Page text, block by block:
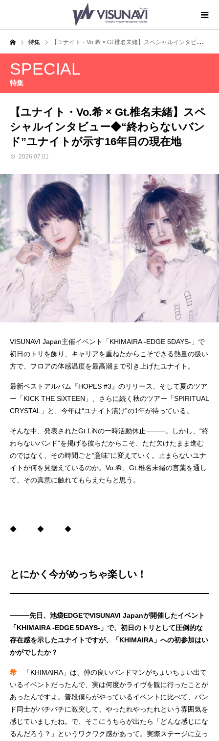
特集 【ユナイト・Vo.希 × Gt.椎名未緒】スペシャルインタビュー◆“終わらないバンド”ユナイトが示す16年目の現在地
SPECIAL
特集
【ユナイト・Vo.希 × Gt.椎名未緒】スペ
シャルインタビュー◆“終わらないバン
ド”ユナイトが示す16年目の現在地
2026.07.01
VISUNAVI Japan主催イベント「KHIMAIRA -EDGE 5DAYS-」で
初日のトリを飾り、キャリアを重ねたからこそできる熱量の扱い
方で、フロアの体感温度を最高潮まで引き上げたユナイト。
最新ベストアルバム『HOPES #3』のリリース、そして夏のツア
ー「KICK THE SiXTEEN」、さらに続く秋のツアー「SPIRITUAL
CRYSTAL」と、今年は“ユナイト漬け”の1年が待っている。
そんな中、発表されたGt.LiNの一時活動休止────。しかし、“終
わらないバンド”を掲げる彼らだからこそ、ただ欠けたまま進む
のではなく、その時間ごと“意味”に変えていく。止まらないユナ
イトが何を見据えているのか。Vo.希、Gt.椎名未緒の言葉を通し
て、その真意に触れてもらえたらと思う。
◆ ◆ ◆
とにかく今がめっちゃ楽しい！
────先日、池袋EDGEでVISUNAVI Japanが開催したイベント
「KHIMAIRA -EDGE 5DAYS-」で、初日のトリとして圧倒的な
存在感を示したユナイトですが、「KHIMAIRA」への初参加はい
かがでしたか？
希 「KHIMAIRA」は、仲の良いバンドマンがちょいちょい出て
いるイベントだったんで、実は何度かライヴを観に行ったことが
あったんですよ。普段僕らがやっているイベントに比べて、バン
ド同士がバチバチに激突して、やったれやったれという雰囲気を
感じていましたね。で、そこにうちらが出たら「どんな感じにな
るんだろう？」というワクワク感があって。実際ステージに立っ